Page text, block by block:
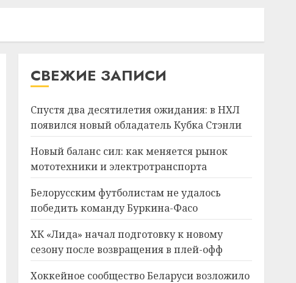
СВЕЖИЕ ЗАПИСИ
Спустя два десятилетия ожидания: в НХЛ
появился новый обладатель Кубка Стэнли
Новый баланс сил: как меняется рынок
мототехники и электротранспорта
Белорусским футболистам не удалось
победить команду Буркина-Фасо
ХК «Лида» начал подготовку к новому
сезону после возвращения в плей-офф
Хоккейное сообщество Беларуси возложило